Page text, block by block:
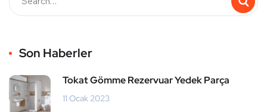
Son Haberler
Tokat Gömme Rezervuar Yedek Parça
11 Ocak 2023